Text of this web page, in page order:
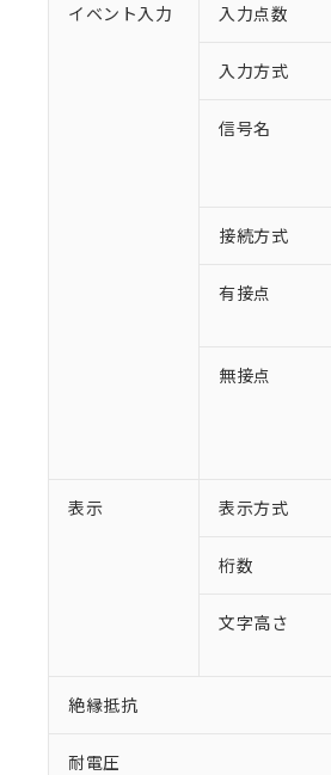
イベント入力 入力点数
入力方式
信号名
接続方式
有接点
無接点
表示 表示方式
桁数
文字高さ
絶縁抵抗
耐電圧